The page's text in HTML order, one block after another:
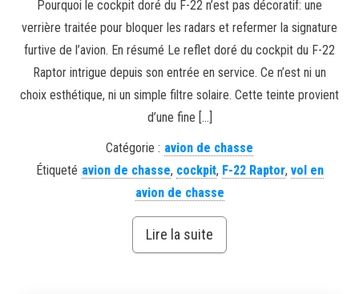
Pourquoi le cockpit doré du F-22 n’est pas décoratif: une
verrière traitée pour bloquer les radars et refermer la signature
furtive de l’avion. En résumé Le reflet doré du cockpit du F-22
Raptor intrigue depuis son entrée en service. Ce n’est ni un
choix esthétique, ni un simple filtre solaire. Cette teinte provient
d’une fine […]
Catégorie : avion de chasse
Étiqueté avion de chasse, cockpit, F-22 Raptor, vol en
avion de chasse
Lire la suite